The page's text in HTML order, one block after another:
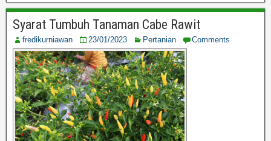
Syarat Tumbuh Tanaman Cabe Rawit
fredikurniawan 23/01/2023 Pertanian Comments